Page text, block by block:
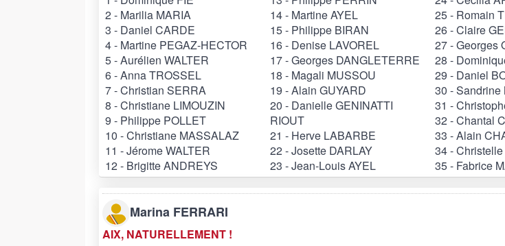
2 - Marilia MARIA
3 - Daniel CARDE
4 - Martine PEGAZ-HECTOR
5 - Aurélien WALTER
6 - Anna TROSSEL
7 - Christian SERRA
8 - Christiane LIMOUZIN
9 - Philippe POLLET
10 - Christiane MASSALAZ
11 - Jérome WALTER
12 - Brigitte ANDREYS
14 - Martine AYEL
15 - Philippe BIRAN
16 - Denise LAVOREL
17 - Georges DANGLETERRE
18 - Magali MUSSOU
19 - Alain GUYARD
20 - Danielle GENINATTI
RIOUT
21 - Herve LABARBE
22 - Josette DARLAY
23 - Jean-Louis AYEL
25 - Romain
26 - Claire
27 - Georges
28 -
29 - Daniel
30 - Sandrine
31 -
32 - Chantal
33 - Alain
34 -
35 - Fabrice
Marina FERRARI
AIX, NATURELLEMENT !